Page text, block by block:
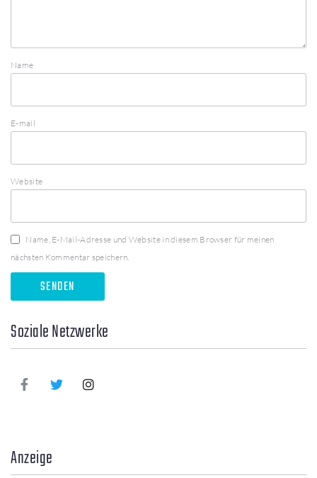
Name
E-mail
Website
Name, E-Mail-Adresse und Website in diesem Browser für meinen
nächsten Kommentar speichern.
Soziale Netzwerke
Anzeige